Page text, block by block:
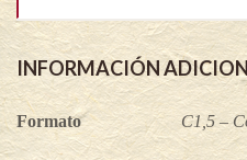
INFORMACIÓN
Formato C1,5 –